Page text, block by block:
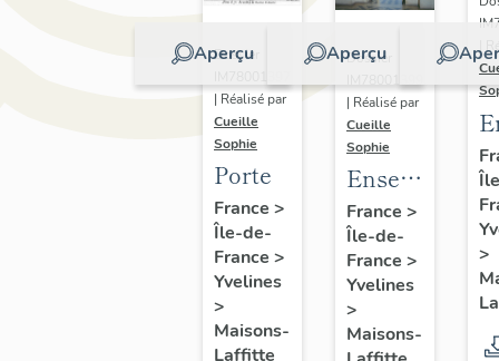
Aperçu
Dossier
| Réalisé par
Cueille
Sophie
Porte
France >
Île-de-
France >
Yvelines
>
Maisons-
Laffitte
Aperçu
Dossier
| Réalisé par
Cueille
Sophie
Ensemble
de bas-
reliefs :
les
Quatre
éléments
France >
Île-de-
France >
Yvelines
>
Maisons-
|
>